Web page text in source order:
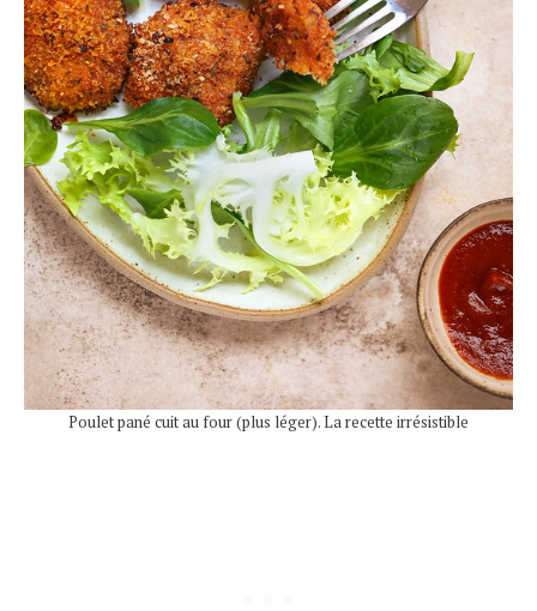
Poulet pané cuit au four (plus léger). La recette irrésistible